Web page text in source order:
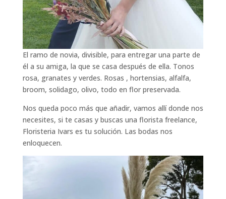
El ramo de novia, divisible, para entregar una parte de
él a su amiga, la que se casa después de ella. Tonos
rosa, granates y verdes. Rosas , hortensias, alfalfa,
broom, solidago, olivo, todo en flor preservada.
Nos queda poco más que añadir, vamos allí donde nos
necesites, si te casas y buscas una florista freelance,
Floristeria Ivars es tu solución. Las bodas nos
enloquecen.